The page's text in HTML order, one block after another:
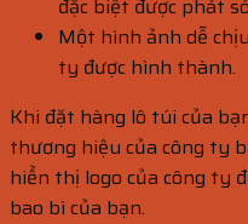
đặc biệt được phát
Một hình ảnh dễ
ty được hình thành.
Khi đặt hàng lô túi của
thương hiệu của công ty
hiển thị logo của công ty
bao bì của bạn.